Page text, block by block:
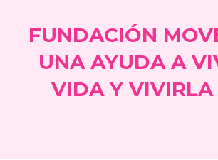
FUNDACIÓN
UNA AYUDA A
VIDA Y VIVIRLA